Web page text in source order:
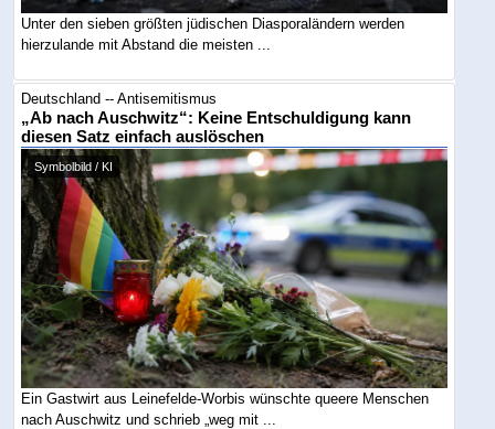
Unter den sieben größten jüdischen Diasporaländern werden
hierzulande mit Abstand die meisten ...
Deutschland -- Antisemitismus
„Ab nach Auschwitz“: Keine Entschuldigung kann
diesen Satz einfach auslöschen
Symbolbild / KI
Ein Gastwirt aus Leinefelde-Worbis wünschte queere Menschen
nach Auschwitz und schrieb „weg mit ...